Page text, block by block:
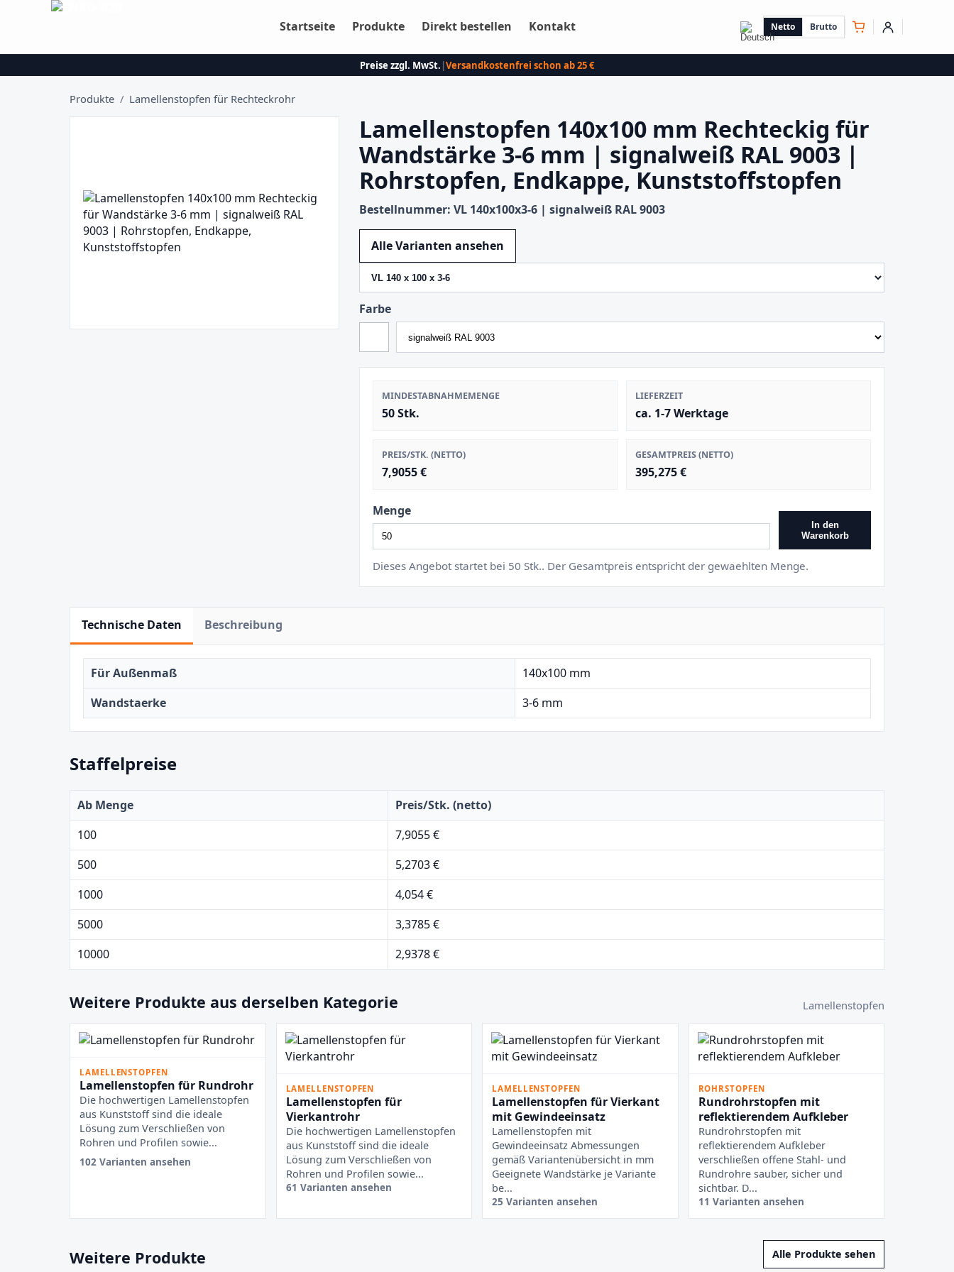
Startseite Produkte Direkt bestellen Kontakt Netto Brutto
Preise zzgl. MwSt. |Versandkostenfrei schon ab 25 €
Produkte / Lamellenstopfen für Rechteckrohr
Lamellenstopfen 140x100 mm Rechteckig für
Wandstärke 3-6 mm | signalweiß RAL 9003 |
Rohrstopfen, Endkappe, Kunststoffstopfen
Bestellnummer: VL 140x100x3-6 | signalweiß RAL 9003
Alle Varianten ansehen
Farbe
MINDESTABNAHMEMENGE
50 Stk.
LIEFERZEIT
ca. 1-7 Werktage
PREIS/STK. (NETTO)
7,9055 €
GESAMTPREIS (NETTO)
395,275 €
Menge
In den
Warenkorb
Dieses Angebot startet bei 50 Stk.. Der Gesamtpreis entspricht der gewaehlten Menge.
Technische Daten Beschreibung
Für Außenmaß
140x100 mm
Wandstaerke
3-6 mm
Staffelpreise
Ab Menge
Preis/Stk. (netto)
100
7,9055 €
500
5,2703 €
1000
4,054 €
5000
3,3785 €
10000
2,9378 €
Weitere Produkte aus derselben Kategorie Lamellenstopfen
LAMELLENSTOPFEN
Lamellenstopfen für Rundrohr
Die hochwertigen Lamellenstopfen
aus Kunststoff sind die ideale
Lösung zum Verschließen von
Rohren und Profilen sowie...
102 Varianten ansehen
LAMELLENSTOPFEN
Lamellenstopfen für
Vierkantrohr
Die hochwertigen Lamellenstopfen
aus Kunststoff sind die ideale
Lösung zum Verschließen von
Rohren und Profilen sowie...
61 Varianten ansehen
LAMELLENSTOPFEN
Lamellenstopfen für Vierkant
mit Gewindeeinsatz
Lamellenstopfen mit
Gewindeeinsatz Abmessungen
gemäß Variantenübersicht in mm
Geeignete Wandstärke je Variante
be...
25 Varianten ansehen
ROHRSTOPFEN
Rundrohrstopfen mit
reflektierendem Aufkleber
Rundrohrstopfen mit
reflektierendem Aufkleber
verschließen offene Stahl- und
Rundrohre sauber, sicher und
sichtbar. D...
11 Varianten ansehen
Weitere Produkte Alle Produkte sehen